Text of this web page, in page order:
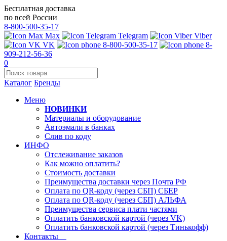
Бесплатная доставка
по всей России
8-800-500-35-17
Max
Telegram
Viber
VK
8-800-500-35-17
8-
909-212-56-36
0
Каталог Бренды
Меню
НОВИНКИ
Материалы и оборудование
Автоэмали в банках
Слив по коду
ИНФО
Отслеживание заказов
Как можно оплатить?
Стоимость доставки
Преимущества доставки через Почта РФ
Оплата по QR-коду (через СБП) СБЕР
Оплата по QR-коду (через СБП) АЛЬФА
Преимущества сервиса плати частями
Оплатить банковской картой (через VK)
Оплатить банковской картой (через Тинькофф)
Контакты